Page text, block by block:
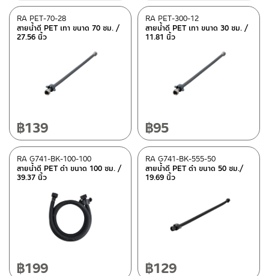
สายน้ำดี PET เทา ขนาด 70 ซม. /
27.56 นิ้ว
RA PET-70-28
฿139
สายน้ำดี PET เทา ขนาด 30 ซม. /
11.81 นิ้ว
RA PET-300-12
฿95
สายน้ำดี PET ดำ ขนาด 100 ซม. /
39.37 นิ้ว
RA G741-BK-100-100
฿199
สายน้ำดี PET ดำ ขนาด 50 ซม./
19.69 นิ้ว
RA G741-BK-555-50
฿129